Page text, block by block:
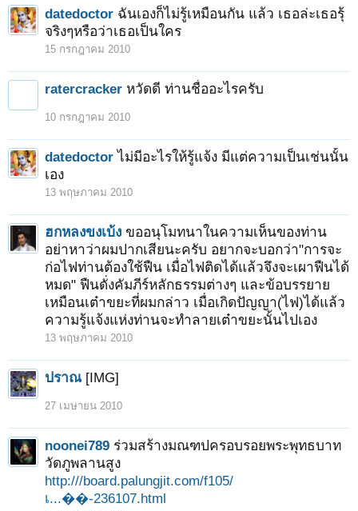
datedoctor ฉันเองก็ไม่รู้เหมือนกัน แล้ว เธอล่ะเธอรุ้
จริงๆหรือว่าเธอเป็นใคร
15 กรกฎาคม 2010
ratercracker หวัดดี ท่านชื่ออะไรครับ
10 กรกฎาคม 2010
datedoctor ไม่มีอะไรให้รู้แจ้ง มีแต่ความเป็นเช่นนั้น
เอง
13 พฤษภาคม 2010
ฮกหลงขงเบ้ง ขออนุโมทนาในความเห็นของท่าน
อย่าหาว่าผมปากเสียนะครับ อยากจะบอกว่า"การจะ
ก่อไฟท่านต้องใช้ฟืน เมื่อไฟติดได้แล้วจึงจะเผาฟืนได้
หมด" ฟืนดั่งคัมภีร์หลักธรรมต่างๆ และข้อบรรยาย
เหมือนเต๋าขยะที่ผมกล่าว เมื่อเกิดปัญญา(ไฟ)ได้แล้ว
ความรู้แจ้งแห่งท่านจะทำลายเต๋าขยะนั้นไปเอง
13 พฤษภาคม 2010
ปราณ [IMG]
27 เมษายน 2010
noonei789 ร่วมสร้างมณฑปครอบรอยพระพุทธบาท
วัดภูพลานสูง
http:///board.palungjit.com/f105/
เ...��-236107.html
1 2 ถัดไป >